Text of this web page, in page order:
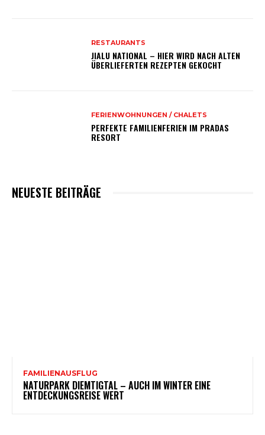
RESTAURANTS
JIALU NATIONAL – HIER WIRD NACH ALTEN
ÜBERLIEFERTEN REZEPTEN GEKOCHT
FERIENWOHNUNGEN / CHALETS
PERFEKTE FAMILIENFERIEN IM PRADAS
RESORT
NEUESTE BEITRÄGE
FAMILIENAUSFLUG
NATURPARK DIEMTIGTAL – AUCH IM WINTER EINE
ENTDECKUNGSREISE WERT